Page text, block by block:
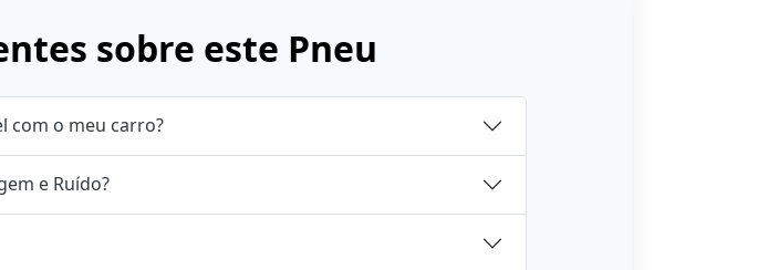
sobre este Pneu
com o meu carro?
e Ruído?